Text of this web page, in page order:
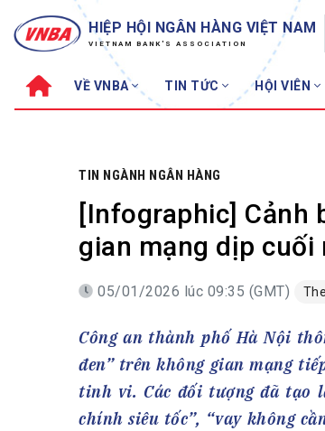
HIỆP HỘI NGÂN HÀNG VIỆT NAM
VIETNAM BANK'S ASSOCIATION
VỀ VNBA TIN TỨC HỘI VIÊN
Sơ đồ tổ chức
Hội đồng Hiệp hội
Thường trực Hiệp hội
Cơ quan Thường trực
VNBA các thời kỳ
Thành tích – Giải thưởng
Bộ Chuẩn mực Đạo đức nghề nghiệp
TIN NGÀNH NGÂN HÀNG
[Infographic] Cảnh
gian mạng dịp cuối
05/01/2026 lúc 09:35 (GMT)
Công an thành phố Hà Nội
đen” trên không gian mạng
tinh vi. Các đối tượng đã tạo
chính siêu tốc”, “vay không